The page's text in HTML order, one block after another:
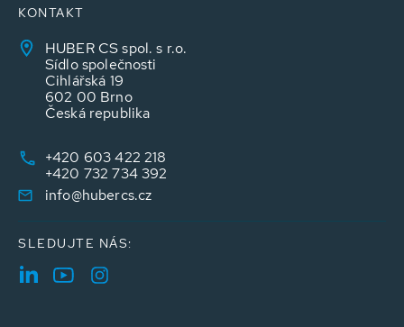
KONTAKT
HUBER CS spol. s r.o.
Sídlo společnosti
Cihlářská 19
602 00 Brno
Česká republika
+420 603 422 218
+420 732 734 392
info@hubercs.cz
SLEDUJTE NÁS: